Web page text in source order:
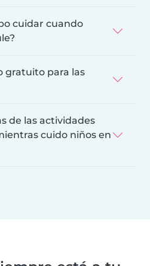
cuidar cuando
gratuito para las
de las actividades
cuido niños en